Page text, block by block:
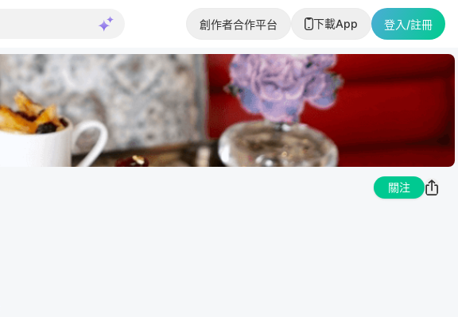
創作者合作平台 下載App 登入/註冊
關注